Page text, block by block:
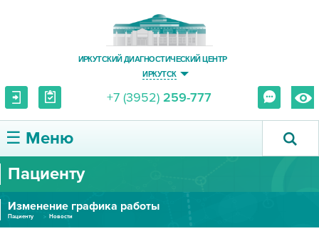
ИРКУТСКИЙ ДИАГНОСТИЧЕСКИЙ ЦЕНТР
ИРКУТСК
+7 (3952) 259-777
☰ Меню
О ЦЕНТРЕ
УСЛУГИ И ЦЕНЫ
Пациенту
Изменение графика работы
Пациенту Новости